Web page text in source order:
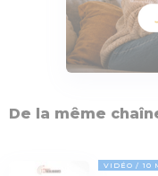
De la même
VIDÉO 10